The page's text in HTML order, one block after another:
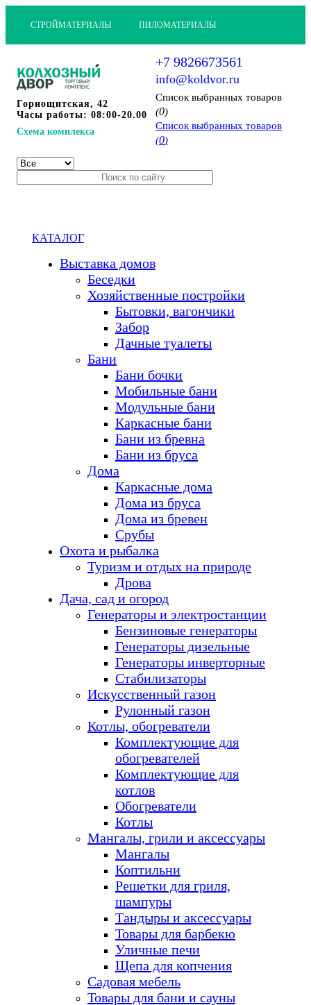
СТРОЙМАТЕРИАЛЫ ПИЛОМАТЕРИАЛЫ
Горнощитская, 42
Часы работы: 08:00-20.00
Схема комплекса
+7 9826673561
info@koldvor.ru
Cписок выбранных товаров
(0)
Cписок выбранных товаров
(0)
КАТАЛОГ
Выставка домов
Беседки
Хозяйственные постройки
Бытовки, вагончики
Забор
Дачные туалеты
Бани
Бани бочки
Мобильные бани
Модульные бани
Каркасные бани
Бани из бревна
Бани из бруса
Дома
Каркасные дома
Дома из бруса
Дома из бревен
Срубы
Охота и рыбалка
Туризм и отдых на природе
Дрова
Дача, сад и огород
Генераторы и электростанции
Бензиновые генераторы
Генераторы дизельные
Генераторы инверторные
Стабилизаторы
Искусственный газон
Рулонный газон
Котлы, обогреватели
Комплектующие для
обогревателей
Комплектующие для
котлов
Обогреватели
Котлы
Мангалы, грили и аксессуары
Мангалы
Коптильни
Решетки для гриля,
шампуры
Тандыры и аксессуары
Товары для барбекю
Уличные печи
Щепа для копчения
Садовая мебель
Товары для бани и сауны